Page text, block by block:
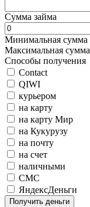
Сумма займа
Минимальная сумма
Максимальная сумма
Способы получения
Contact
QIWI
курьером
на карту
на карту Мир
на Кукурузу
на почту
на счет
наличными
СМС
ЯндексДеньги